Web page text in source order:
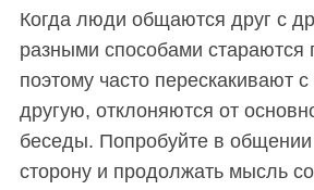
Когда люди общаются друг с
разными способами стараются
поэтому часто перескакивают
другую, отклоняются от
беседы. Попробуйте в общении
сторону и продолжать мысль